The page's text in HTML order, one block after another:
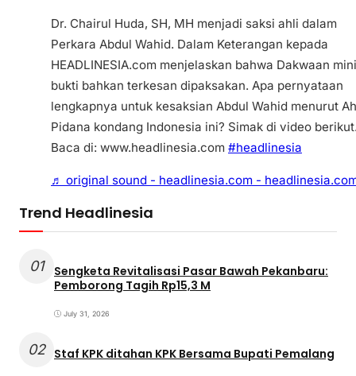
Dr. Chairul Huda, SH, MH menjadi saksi ahli dalam
Perkara Abdul Wahid. Dalam Keterangan kepada
HEADLINESIA.com menjelaskan bahwa Dakwaan
bukti bahkan terkesan dipaksakan. Apa pernyataan
lengkapnya untuk kesaksian Abdul Wahid menurut
Pidana kondang Indonesia ini? Simak di video
Baca di: www.headlinesia.com #headlinesia
♬ original sound - headlinesia.com -
Trend Headlinesia
01
Sengketa Revitalisasi Pasar Bawah Pekanbaru:
Pemborong Tagih Rp15,3 M
July 31, 2026
02 Staf KPK ditahan KPK Bersama Bupati Pemalang